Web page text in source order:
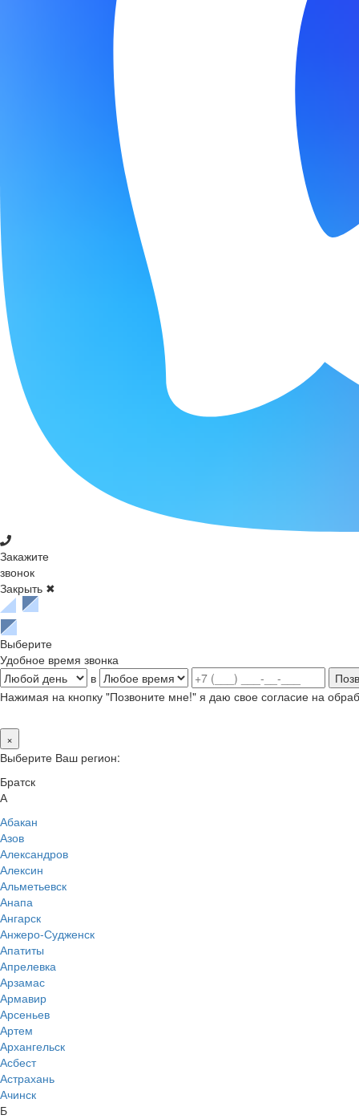
Закажите
звонок
Закрыть ✖
Выберите
Удобное время звонка
в
Нажимая на кнопку "Позвоните мне!" я даю свое согласие на
×
Выберите Ваш регион:
Братск
А
Абакан
Азов
Александров
Алексин
Альметьевск
Анапа
Ангарск
Анжеро-Судженск
Апатиты
Апрелевка
Арзамас
Армавир
Арсеньев
Артем
Архангельск
Асбест
Астрахань
Ачинск
Б